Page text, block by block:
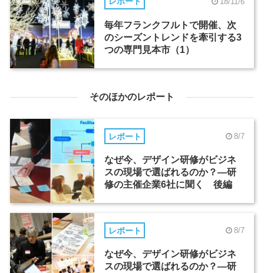
毎年フランクフルトで開催、次
のシーズントレンドを牽引する3
つの専門見本市（1）
そのほかのレポート
レポート 8/7
なぜ今、デザイン研修がビジネ
スの現場で選ばれるのか？―研
修の主催企業6社に聞く 後編
レポート 8/7
なぜ今、デザイン研修がビジネ
スの現場で選ばれるのか？―研